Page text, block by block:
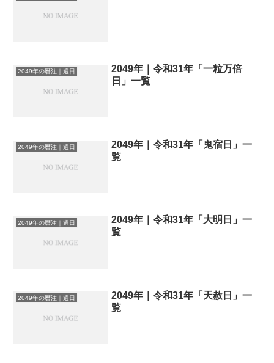
2049年の暦注｜選日
2049年｜令和31年「一粒万倍
日」一覧
2049年の暦注｜選日
2049年｜令和31年「鬼宿日」一
覧
2049年の暦注｜選日
2049年｜令和31年「大明日」一
覧
2049年の暦注｜選日
2049年｜令和31年「天赦日」一
覧